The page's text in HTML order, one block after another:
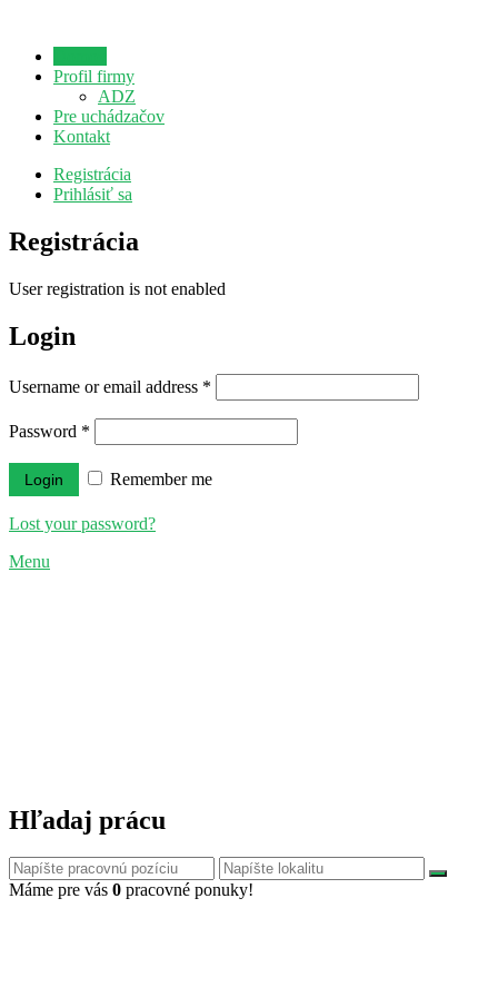
Profil firmy
ADZ
Pre uchádzačov
Kontakt
Registrácia
Prihlásiť sa
Registrácia
User registration is not enabled
Login
Username or email address *
Password *
Remember me
Lost your password?
Menu
Hľadaj prácu
Máme pre vás 0 pracovné ponuky!